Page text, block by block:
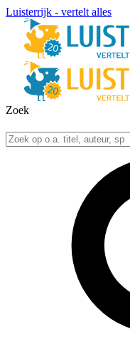
Luisterrijk - vertelt alles
Zoek